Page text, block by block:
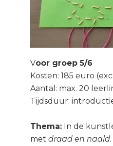
Voor groep 5/6
Kosten: 185 euro
Aantal: max. 20
Tijdsduur:
Thema: In de
met draad en naald.